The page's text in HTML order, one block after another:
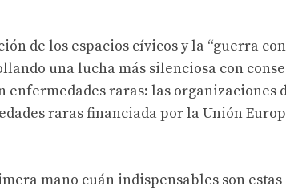
de los espacios cívicos y la “guerra
una lucha más silenciosa con
enfermedades raras: las organizaciones
raras financiada por la Unión
mano cuán indispensables son